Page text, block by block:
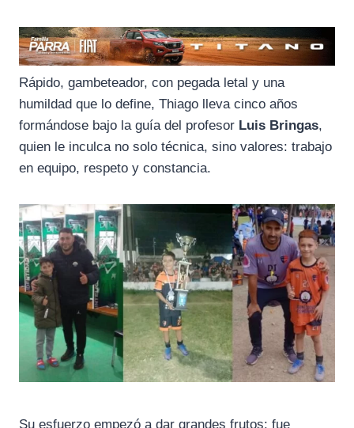
Rápido, gambeteador, con pegada letal y una
humildad que lo define, Thiago lleva cinco años
formándose bajo la guía del profesor Luis Bringas,
quien le inculca no solo técnica, sino valores: trabajo
en equipo, respeto y constancia.
Su esfuerzo empezó a dar grandes frutos: fue